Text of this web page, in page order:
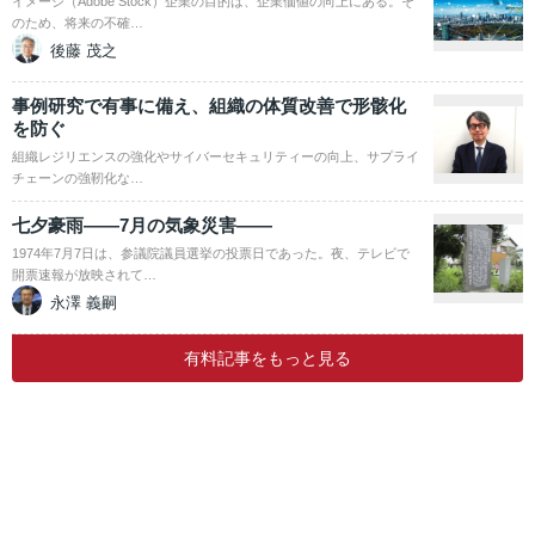
のため、将来の不確…
後藤 茂之
事例研究で有事に備え、組織の体質改善で形骸化
を防ぐ
組織レジリエンスの強化やサイバーセキュリティーの向上、サプライ
チェーンの強靭化な…
七夕豪雨――7月の気象災害――
1974年7月7日は、参議院議員選挙の投票日であった。夜、テレビで
開票速報が放映されて…
永澤 義嗣
有料記事をもっと見る